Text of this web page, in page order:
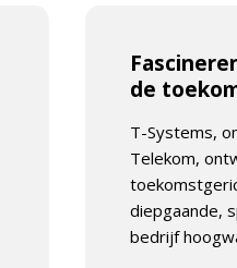
de
T-Systems,
Telekom,
diepgaande,
bedrijf